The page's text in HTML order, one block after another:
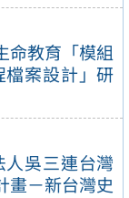
命教育「模組
案設計」研
吳三連台灣
畫－新台灣史